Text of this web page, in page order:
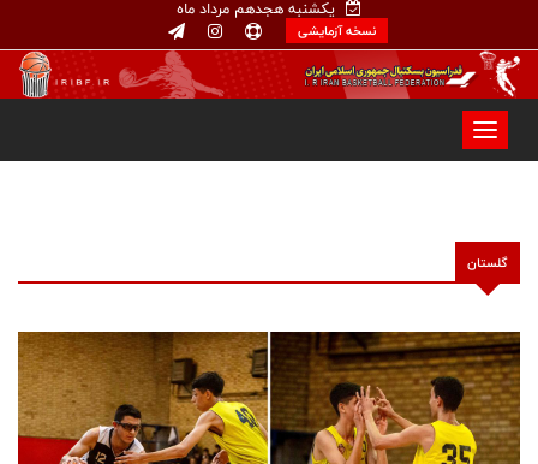
یکشنبه هجدهم مرداد ماه
نسخه آزمایشی
گلستان